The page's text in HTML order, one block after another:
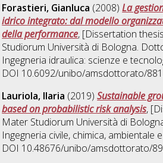
Forastieri, Gianluca (2008)La
idrico integrato: dal modello
della performance, [Dissertation
Studiorum Università di Bologna.
Ingegneria idraulica: scienze e
DOI 10.6092/unibo/amsdottorato/
Lauriola, Ilaria (2019)Sustainable
based on probabilistic risk analysis,
Mater Studiorum Università di
Ingegneria civile, chimica, ambientale
DOI 10.48676/unibo/amsdottorato/